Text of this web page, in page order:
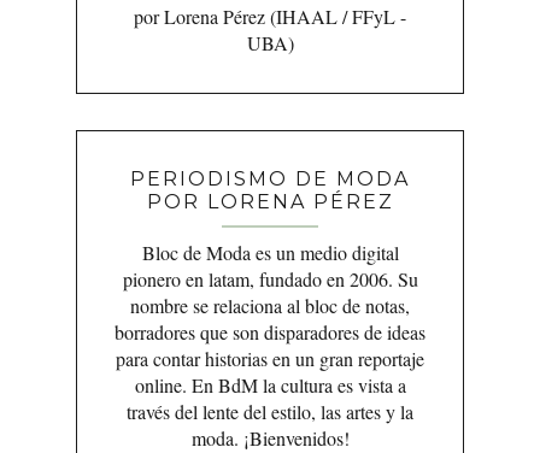
por Lorena Pérez (IHAAL / FFyL -
UBA)
PERIODISMO DE MODA
POR LORENA PÉREZ
Bloc de Moda es un medio digital
pionero en latam, fundado en 2006. Su
nombre se relaciona al bloc de notas,
borradores que son disparadores de ideas
para contar historias en un gran reportaje
online. En BdM la cultura es vista a
través del lente del estilo, las artes y la
moda. ¡Bienvenidos!